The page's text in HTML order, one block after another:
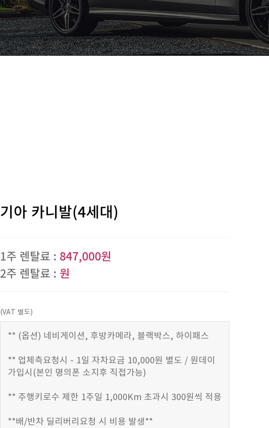
기아 카니발(4세대)
1주 렌탈료 : 847,000원
2주 렌탈료 : 원
(VAT 별도)
** (옵션) 네비게이션, 후방카메라, 블랙박스, 하이패스
** 업체측요청시 - 1일 자차요금 10,000원 별도 / 원데이
가입시(본인 명의폰 소지후 직접가능)
** 주행키로수 제한 1주일 1,000Km 초과시 300원씩 적용
**배/반차 딜리버리요청 시 비용 발생**